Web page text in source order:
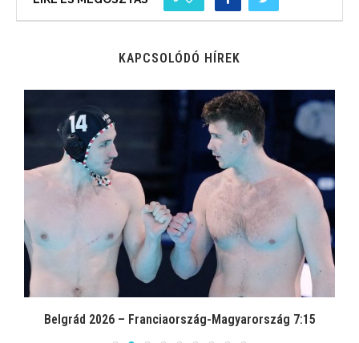
KAPCSOLÓDÓ HÍREK
Belgrád 2026 – Franciaország-Magyarország 7:15